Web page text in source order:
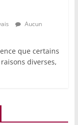
Aucun
que certains
diverses,